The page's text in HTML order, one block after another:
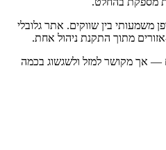
משמעותי בין שווקים. אתר גלובלי
— אך מקושר למזל ולשגשוג בכמה